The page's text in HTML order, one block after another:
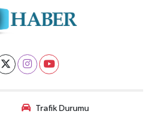
Trafik Durumu